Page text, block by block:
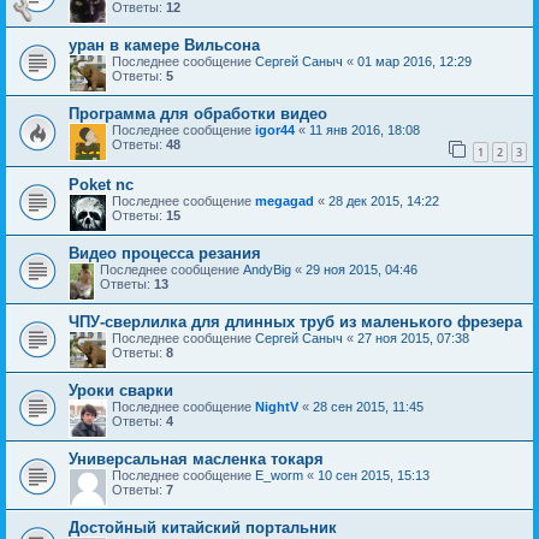
Ответы: 12
уран в камере Вильсона
Последнее сообщение Сергей Саныч « 01 мар 2016, 12:29
Ответы: 5
Программа для обработки видео
Последнее сообщение igor44 « 11 янв 2016, 18:08
Ответы: 48 1 2 3
Poket nc
Последнее сообщение megagad « 28 дек 2015, 14:22
Ответы: 15
Видео процесса резания
Последнее сообщение AndyBig « 29 ноя 2015, 04:46
Ответы: 13
ЧПУ-сверлилка для длинных труб из маленького фрезера
Последнее сообщение Сергей Саныч « 27 ноя 2015, 07:38
Ответы: 8
Уроки сварки
Последнее сообщение NightV « 28 сен 2015, 11:45
Ответы: 4
Универсальная масленка токаря
Последнее сообщение E_worm « 10 сен 2015, 15:13
Ответы: 7
Достойный китайский портальник